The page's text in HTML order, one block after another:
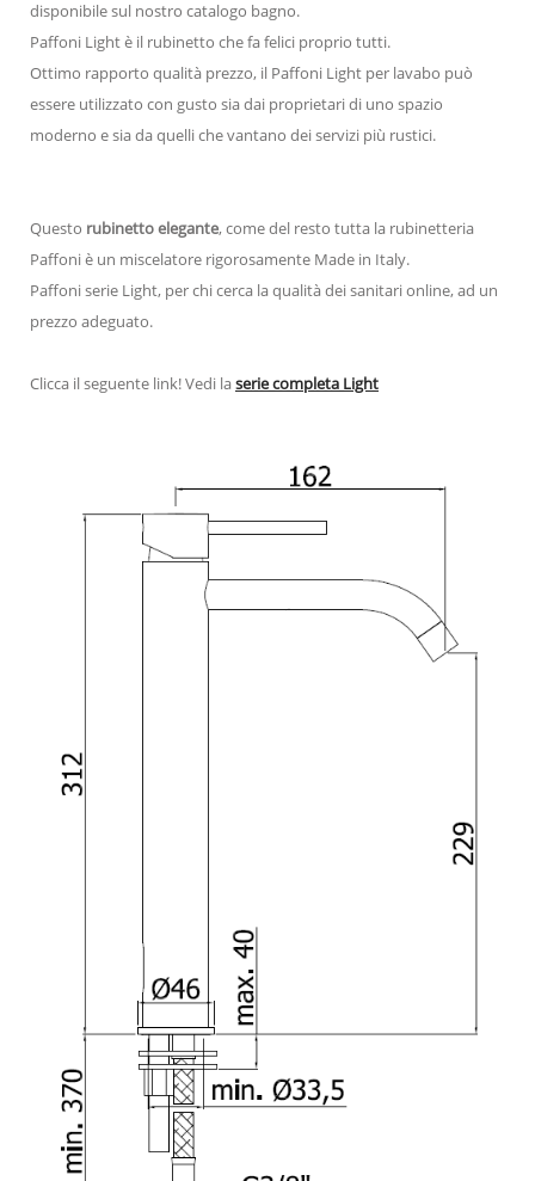
disponibile sul nostro catalogo bagno.
Paffoni Light è il rubinetto che fa felici proprio tutti.
Ottimo rapporto qualità prezzo, il Paffoni Light per lavabo può
essere utilizzato con gusto sia dai proprietari di uno spazio
moderno e sia da quelli che vantano dei servizi più rustici.
Questo rubinetto elegante, come del resto tutta la rubinetteria
Paffoni è un miscelatore rigorosamente Made in Italy.
Paffoni serie Light, per chi cerca la qualità dei sanitari online, ad un
prezzo adeguato.
Clicca il seguente link! Vedi laserie completa Light